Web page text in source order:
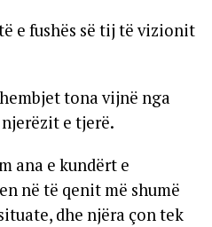
e fushës së tij të vizionit
tona vijnë nga
e tjerë.
ana e kundërt e
në të qenit më shumë
dhe njëra çon tek